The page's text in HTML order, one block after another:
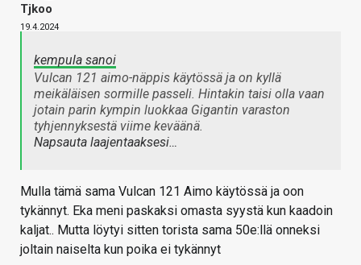
Tjkoo
19.4.2024
kempula sanoi
Vulcan 121 aimo-näppis käytössä ja on kyllä
meikäläisen sormille passeli. Hintakin taisi olla vaan
jotain parin kympin luokkaa Gigantin varaston
tyhjennyksestä viime keväänä.
Napsauta laajentaaksesi…
Mulla tämä sama Vulcan 121 Aimo käytössä ja oon
tykännyt. Eka meni paskaksi omasta syystä kun kaadoin
kaljat.. Mutta löytyi sitten torista sama 50e:llä onneksi
joltain naiselta kun poika ei tykännyt